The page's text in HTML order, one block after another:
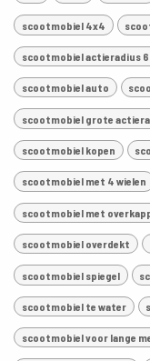
scootmobiel 4x4
scootmobiel actieradius
scootmobiel auto
scootmobiel grote
scootmobiel kopen
scootmobiel met 4 wielen
scootmobiel met
scootmobiel overdekt
scootmobiel spiegel
scootmobiel te water
scootmobiel voor lange